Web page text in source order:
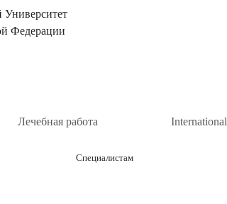
Федерации
Лечебная работа International
Специалистам